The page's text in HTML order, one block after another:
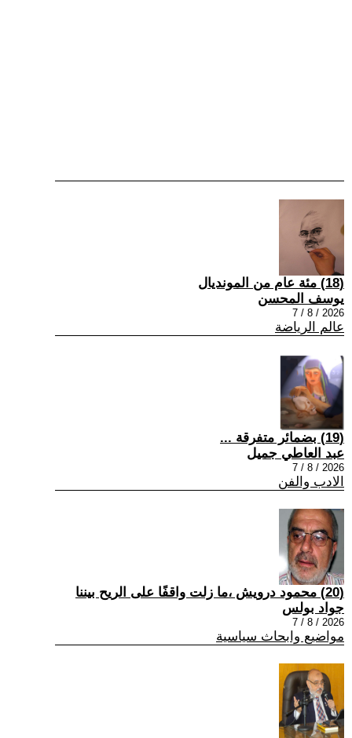
(18) مئة عام من المونديال
يوسف المحسن
2026 / 8 / 7
عالم الرياضة
(19) بضمائر متفرقة ...
عبد العاطي جميل
2026 / 8 / 7
الادب والفن
(20) محمود درويش ،ما زلت واقفًا على الريح بيننا
جواد بولس
2026 / 8 / 7
مواضيع وابحاث سياسية